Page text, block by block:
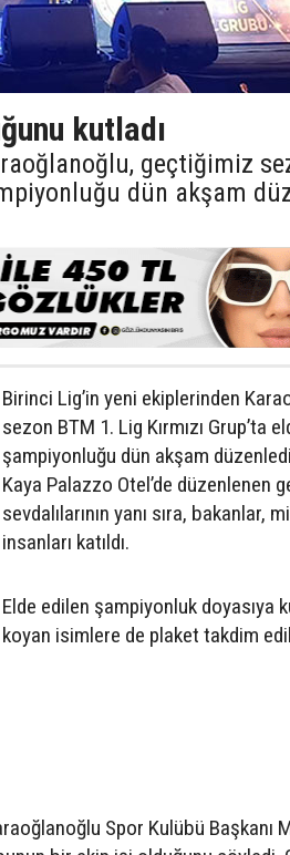
kutladı
geçtiğimiz
dün akşam
Birinci Lig’in yeni ekiplerinden
sezon BTM 1. Lig Kırmızı Grup’ta
şampiyonluğu dün akşam
Kaya Palazzo Otel’de düzenlenen
sevdalılarının yanı sıra, bakanlar,
insanları katıldı.
Elde edilen şampiyonluk doyasıya
koyan isimlere de plaket takdim
Spor Kulübü Başkanı